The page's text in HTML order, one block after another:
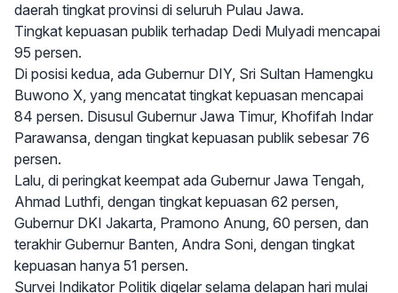
daerah tingkat provinsi di seluruh Pulau Jawa.
Tingkat kepuasan publik terhadap Dedi Mulyadi mencapai
95 persen.
Di posisi kedua, ada Gubernur DIY, Sri Sultan Hamengku
Buwono X, yang mencatat tingkat kepuasan mencapai
84 persen. Disusul Gubernur Jawa Timur, Khofifah Indar
Parawansa, dengan tingkat kepuasan publik sebesar 76
persen.
Lalu, di peringkat keempat ada Gubernur Jawa Tengah,
Ahmad Luthfi, dengan tingkat kepuasan 62 persen,
Gubernur DKI Jakarta, Pramono Anung, 60 persen, dan
terakhir Gubernur Banten, Andra Soni, dengan tingkat
kepuasan hanya 51 persen.
Survei Indikator Politik digelar selama delapan hari mulai